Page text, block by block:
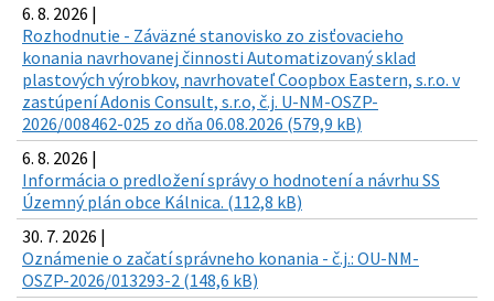
6. 8. 2026 |
Rozhodnutie - Záväzné stanovisko zo zisťovacieho
konania navrhovanej činnosti Automatizovaný sklad
plastových výrobkov, navrhovateľ Coopbox Eastern, s.r.o. v
zastúpení Adonis Consult, s.r.o, č.j. U-NM-OSZP-
2026/008462-025 zo dňa 06.08.2026 (579,9 kB)
6. 8. 2026 |
Informácia o predložení správy o hodnotení a návrhu SS
Územný plán obce Kálnica. (112,8 kB)
30. 7. 2026 |
Oznámenie o začatí správneho konania - č.j.: OU-NM-
OSZP-2026/013293-2 (148,6 kB)